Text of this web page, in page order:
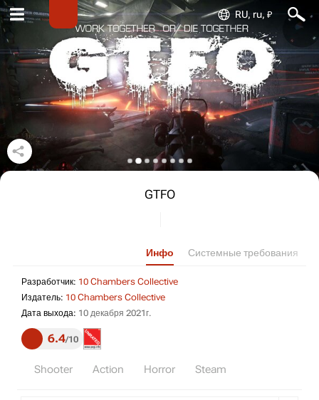
RU, ru, ₽
GTFO
Инфо Системные требования
Разработчик: 10 Chambers Collective
Издатель: 10 Chambers Collective
Дата выхода: 10 декабря 2021г.
6.4 10
Shooter Action Horror Steam